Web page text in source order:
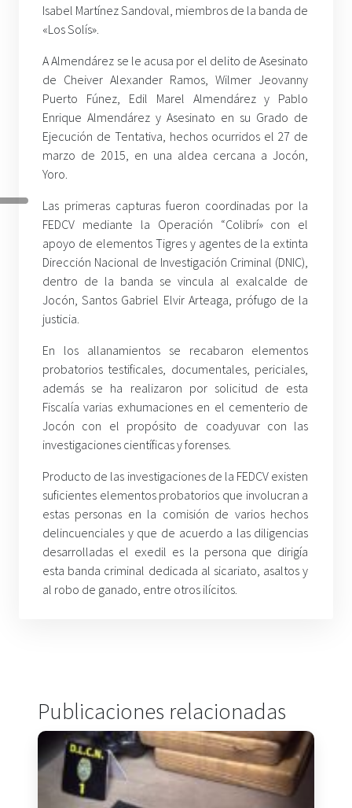
Isabel Martínez Sandoval, miembros de la banda de
«Los Solís».
A Almendárez se le acusa por el delito de Asesinato
de Cheiver Alexander Ramos, Wilmer Jeovanny
Puerto Fúnez, Edil Marel Almendárez y Pablo
Enrique Almendárez y Asesinato en su Grado de
Ejecución de Tentativa, hechos ocurridos el 27 de
marzo de 2015, en una aldea cercana a Jocón,
Yoro.
Las primeras capturas fueron coordinadas por la
FEDCV mediante la Operación “Colibrí» con el
apoyo de elementos Tigres y agentes de la extinta
Dirección Nacional de Investigación Criminal (DNIC),
dentro de la banda se vincula al exalcalde de
Jocón, Santos Gabriel Elvir Arteaga, prófugo de la
justicia.
En los allanamientos se recabaron elementos
probatorios testificales, documentales, periciales,
además se ha realizaron por solicitud de esta
Fiscalía varias exhumaciones en el cementerio de
Jocón con el propósito de coadyuvar con las
investigaciones científicas y forenses.
Producto de las investigaciones de la FEDCV existen
suficientes elementos probatorios que involucran a
estas personas en la comisión de varios hechos
delincuenciales y que de acuerdo a las diligencias
desarrolladas el exedil es la persona que dirigía
esta banda criminal dedicada al sicariato, asaltos y
al robo de ganado, entre otros ilícitos.
Publicaciones relacionadas